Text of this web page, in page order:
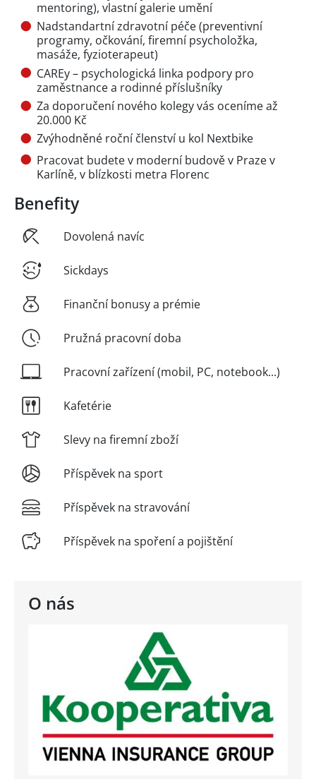
O nás
mentoring), vlastní galerie umění
Nadstandartní zdravotní péče (preventivní
programy, očkování, firemní psycholožka,
masáže, fyzioterapeut)
CAREy – psychologická linka podpory pro
zaměstnance a rodinné příslušníky
Za doporučení nového kolegy vás oceníme až
20.000 Kč
Zvýhodněné roční členství u kol Nextbike
Pracovat budete v moderní budově v Praze v
Karlíně, v blízkosti metra Florenc
Benefity
Dovolená navíc
Sickdays
Finanční bonusy a prémie
Pružná pracovní doba
Pracovní zařízení (mobil, PC, notebook...)
Kafetérie
Slevy na firemní zboží
Příspěvek na sport
Příspěvek na stravování
Příspěvek na spoření a pojištění